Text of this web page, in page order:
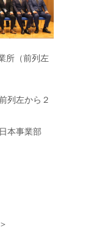
所（前列左
列左から２
本事業部
＞